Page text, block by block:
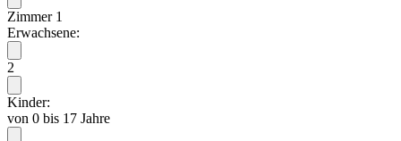
Zimmer 1
Erwachsene:
2
Kinder:
von 0 bis 17 Jahre